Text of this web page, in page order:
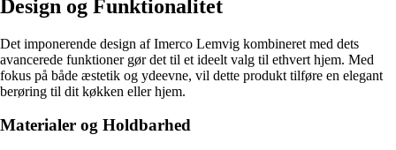
Design og Funktionalitet
Det imponerende design af Imerco Lemvig kombineret med dets
avancerede funktioner gør det til et ideelt valg til ethvert hjem. Med
fokus på både æstetik og ydeevne, vil dette produkt tilføre en elegant
berøring til dit køkken eller hjem.
Materialer og Holdbarhed